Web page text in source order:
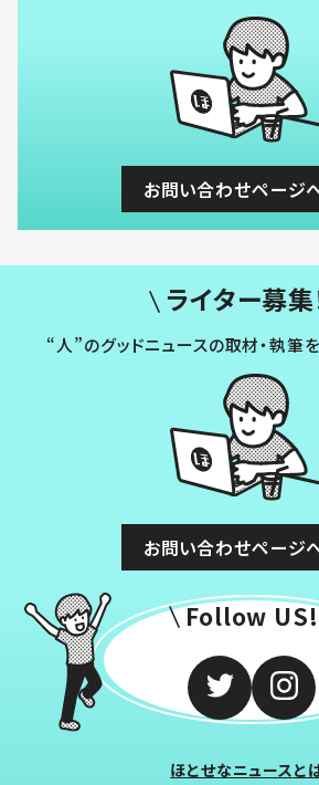
お問い合わせページ
ライター募集
“人”のグッドニュースの取材・執筆
お問い合わせページ
Follow US!
ほとせなニュースと